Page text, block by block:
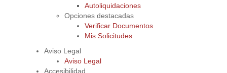
Autoliquidaciones
Opciones destacadas
Verificar Documentos
Mis Solicitudes
Aviso Legal
Aviso Legal
Accesibilidad